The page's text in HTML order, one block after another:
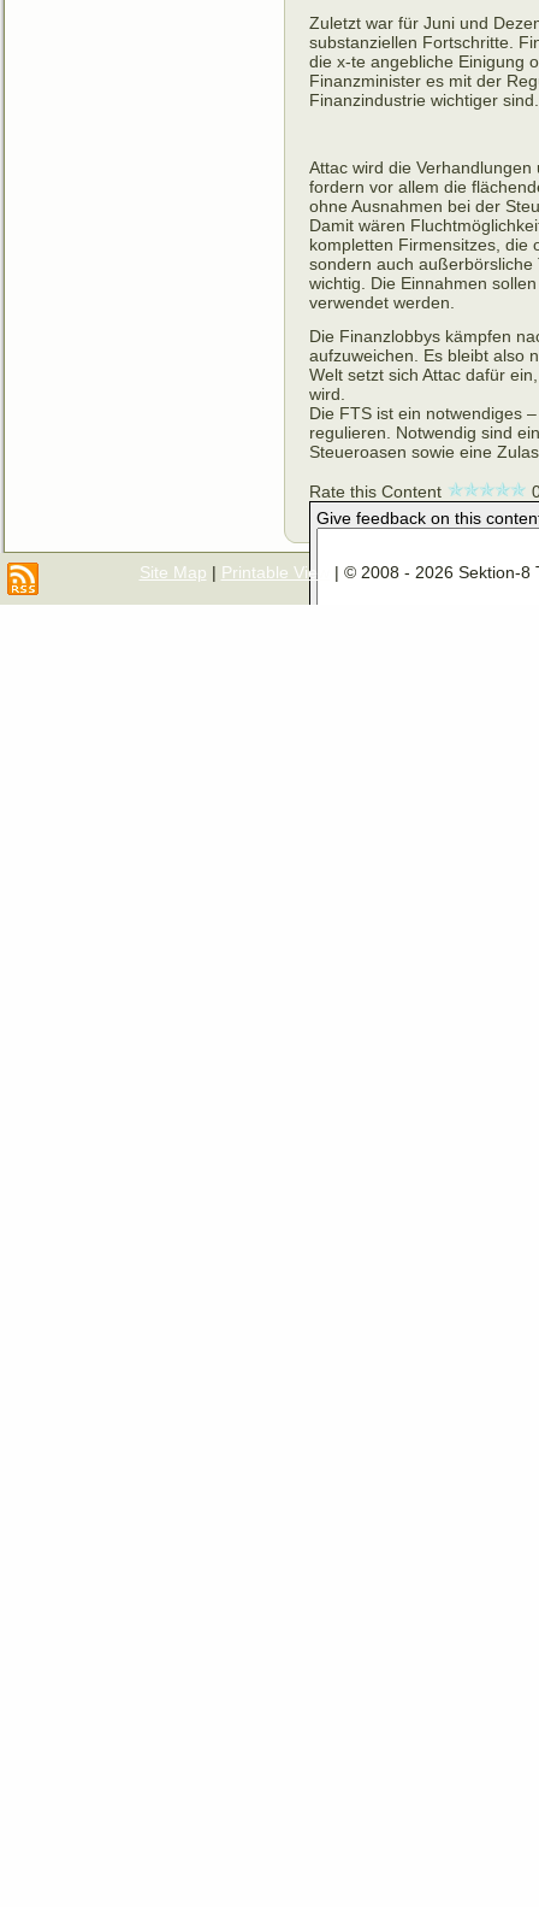
Zuletzt war für Juni und
substanziellen Fortschritte.
die x-te angebliche Einigung
Finanzminister es mit der
Finanzindustrie wichtiger
Attac wird die
fordern vor allem die
ohne Ausnahmen bei der
Damit wären
kompletten Firmensitzes, die
sondern auch
wichtig. Die Einnahmen
verwendet werden.
Die Finanzlobbys kämpfen
aufzuweichen. Es bleibt also
Welt setzt sich Attac dafür
wird.
Die FTS ist ein notwendiges
regulieren. Notwendig sind
Steueroasen sowie eine
Rate this Content
Give feedback on this
Site Map | Printable View | © 2008 - 2026 Sektion-8